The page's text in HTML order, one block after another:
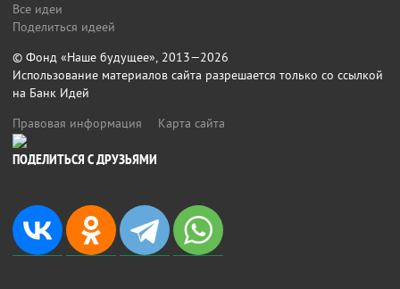
Все идеи
Поделиться идеей
© Фонд «Наше будущее», 2013—2026
Использование материалов сайта разрешается только со ссылкой
на Банк Идей
Правовая информация
Карта сайта
ПОДЕЛИТЬСЯ С ДРУЗЬЯМИ